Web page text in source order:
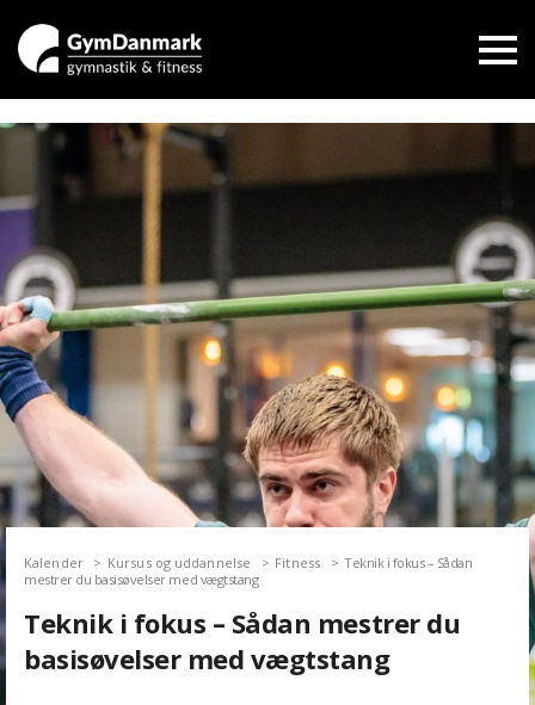
Kalender Kursus og uddannelse Fitness
Teknik i fokus – Sådan
mestrer du basisøvelser med vægtstang
Teknik i fokus – Sådan mestrer du
basisøvelser med vægtstang